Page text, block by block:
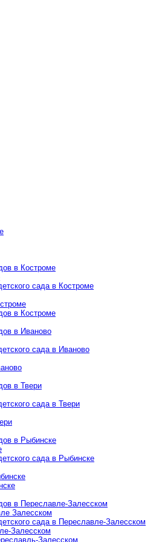
в Костроме
сада в Костроме
в Костроме
в Иваново
сада в Иваново
в Твери
сада в Твери
в Рыбинске
сада в Рыбинске
в Переславле-Залесском
Залесском
сада в Переславле-Залесском
Залесском
Залесском